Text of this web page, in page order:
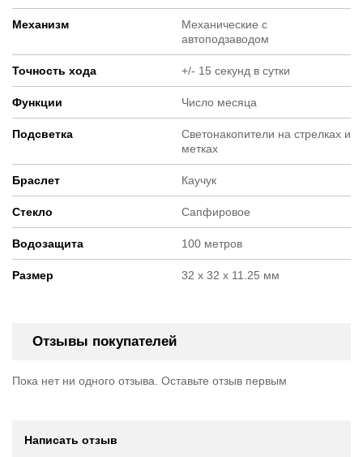
Механизм
Механические с
автоподзаводом
Точность хода +/- 15 секунд в сутки
Функции Число месяца
Подсветка
Светонакопители на стрелках и
метках
Браслет Каучук
Стекло Сапфировое
Водозащита 100 метров
Размер 32 х 32 х 11.25 мм
Отзывы покупателей
Пока нет ни одного отзыва. Оставьте отзыв первым
Написать отзыв